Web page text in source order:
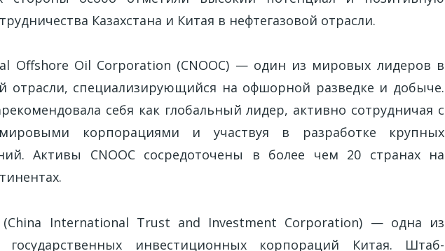
Казахстана и Китая в нефтегазовой отрасли.
Offshore Oil Corporation (CNOOC) — один из мировых лидеров в
отрасли, специализирующийся на офшорной разведке и добыче.
себя как глобальный лидер, активно сотрудничая с
корпорациями и участвуя в разработке крупных
Активы CNOOC сосредоточены в более чем 20 странах на
(China International Trust and Investment Corporation) — одна из
государственных инвестиционных корпораций Китая. Штаб-